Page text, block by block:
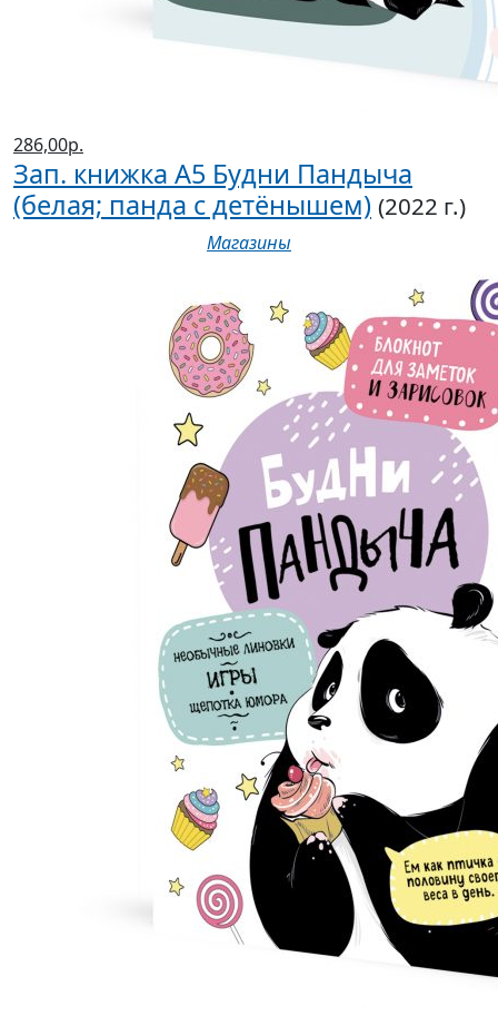
286,00р.
Зап. книжка А5 Будни Пандыча
(белая; панда с детёнышем) (2022 г.)
Магазины